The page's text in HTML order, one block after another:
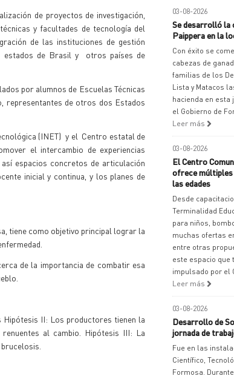
de proyectos de investigación,
y facultades de tecnología del
de las instituciones de gestión
estados de Brasil y otros países de
por alumnos de Escuelas Técnicas
representantes de otros dos Estados
(INET) y el Centro estatal de
el intercambio de experiencias
espacios concretos de articulación
inicial y continua, y los planes de
tiene como objetivo principal lograr la
de la importancia de combatir esa
Hipótesis II: Los productores tienen la
al cambio. Hipótesis III: La
03-08-2026
Se desarrolló la
Paippera en la
Con éxito se
cabezas de
familias de los
Lista y Matacos
hacienda en
el Gobierno de
Leer más
03-08-2026
El Centro
ofrece múltiples
las edades
Desde
Terminalidad
para niños,
muchas ofertas
entre otras
este espacio que
impulsado por el
Leer más
03-08-2026
Desarrollo de
jornada de
Fue en las
Científico,
Formosa.